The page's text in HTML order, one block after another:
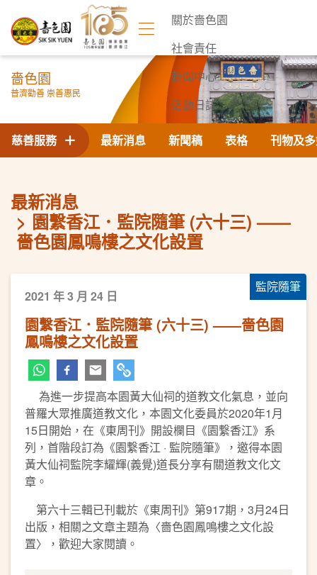
關於嗇色園
社會責任
新聞中心
活動日誌
聯絡我們
嗇色園
普濟勸善 崇善惠民
最新消息 新聞稿 表格 刊物及
慈善服務
最新消息
園繫香江．監院隨筆 (六十三) ——
嗇色園鳳鳴樓之文化設置
監院隨筆
2021 年 3 月 24 日
園繫香江．監院隨筆 (六十三) ——嗇色園
鳳鳴樓之文化設置
為進一步提高本園黃大仙祠的道教文化氣息，並向
普羅大眾推廣道教文化，本園文化委員於2020年1月
15日開始，在《東周刊》開設欄目《園繋香江》系
列，首階段訂為《園繋香江 · 監院隨筆》，邀得本園
黃大仙祠監院李耀輝(義覺)道長分享有關道教文化文
章。
第六十三輯已刊載於《東周刊》第917期，3月24日
出版，相關之文章主題為〈嗇色園鳳鳴樓之文化設
置〉，歡迎大家閱讀。